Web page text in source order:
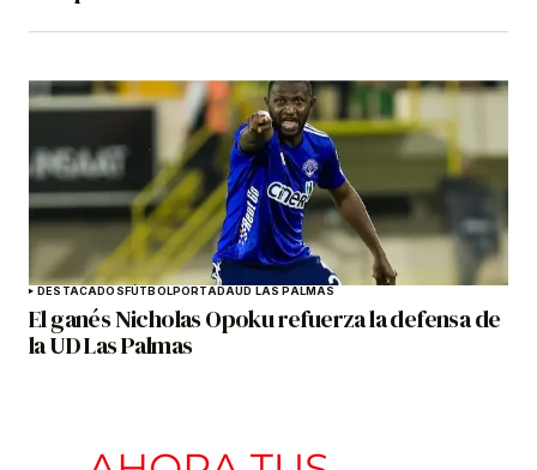
DESTACADOSFÚTBOLPORTADAUD LAS PALMAS
El ganés Nicholas Opoku refuerza la defensa de
la UD Las Palmas